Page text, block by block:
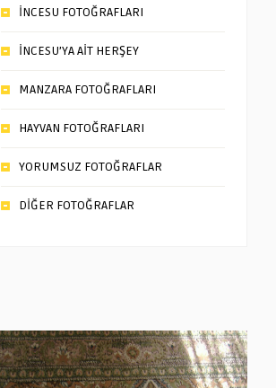
İNCESU FOTOĞRAFLARI
İNCESU’YA AİT HERŞEY
MANZARA FOTOĞRAFLARI
HAYVAN FOTOĞRAFLARI
YORUMSUZ FOTOĞRAFLAR
DİĞER FOTOĞRAFLAR